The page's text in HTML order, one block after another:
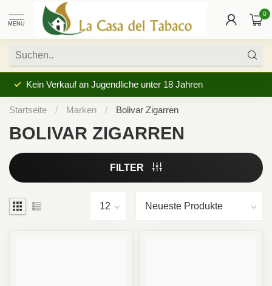
MENU
0
Kein Verkauf an Jugendliche unter 18 Jahren
Startseite / Marken / Bolivar Zigarren
BOLIVAR ZIGARREN
FILTER